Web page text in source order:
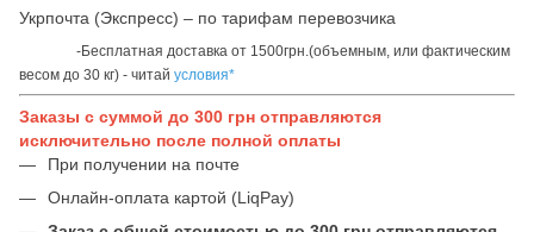
Укрпочта (Экспресс) – по тарифам перевозчика
-Бесплатная доставка от 1500грн.(объемным, или фактическим
весом до 30 кг) - читай условия*
Заказы с суммой до 300 грн отправляются
исключительно после полной оплаты
При получении на почте
Онлайн-оплата картой (LiqPay)